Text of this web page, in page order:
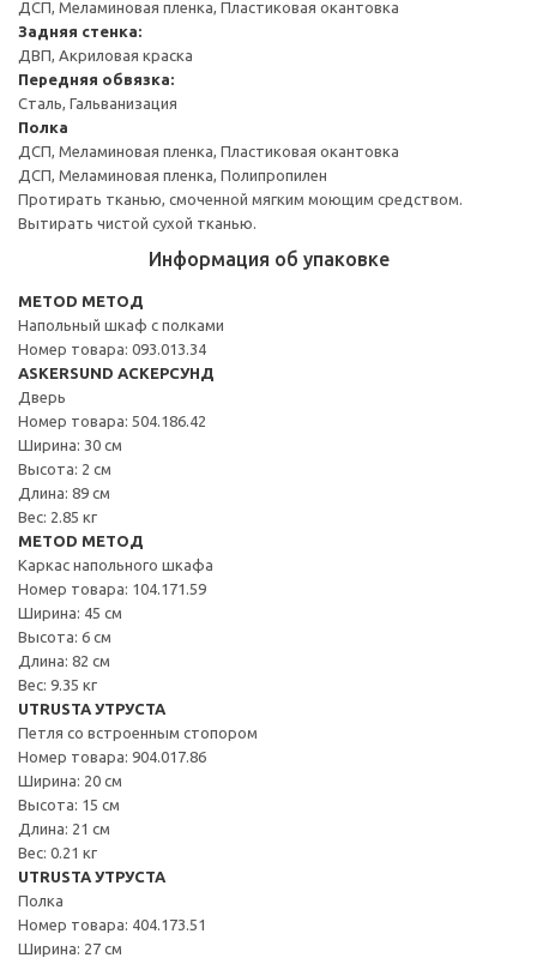
ДСП, Меламиновая пленка, Пластиковая окантовка
Задняя стенка:
ДВП, Акриловая краска
Передняя обвязка:
Сталь, Гальванизация
Полка
ДСП, Меламиновая пленка, Пластиковая окантовка
ДСП, Меламиновая пленка, Полипропилен
Протирать тканью, смоченной мягким моющим средством.
Вытирать чистой сухой тканью.
Информация об упаковке
METOD МЕТОД
Напольный шкаф с полками
Номер товара: 093.013.34
ASKERSUND АСКЕРСУНД
Дверь
Номер товара: 504.186.42
Ширина: 30 см
Высота: 2 см
Длина: 89 см
Вес: 2.85 кг
METOD МЕТОД
Каркас напольного шкафа
Номер товара: 104.171.59
Ширина: 45 см
Высота: 6 см
Длина: 82 см
Вес: 9.35 кг
UTRUSTA УТРУСТА
Петля со встроенным стопором
Номер товара: 904.017.86
Ширина: 20 см
Высота: 15 см
Длина: 21 см
Вес: 0.21 кг
UTRUSTA УТРУСТА
Полка
Номер товара: 404.173.51
Ширина: 27 см